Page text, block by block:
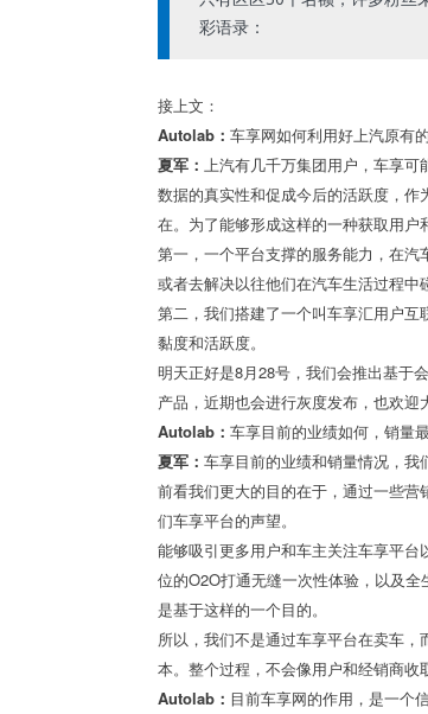
彩语录：
接上文：
Autolab： 车享网如何利用好上汽原有
夏军： 上汽有几千万集团用户，车享
数据的真实性和促成今后的活跃度，
在。为了能够形成这样的一种获取用户
第一，一个平台支撑的服务能力，在
或者去解决以往他们在汽车生活过程中
第二，我们搭建了一个叫车享汇用户
黏度和活跃度。
明天正好是8月28号，我们会推出基于
产品，近期也会进行灰度发布，也欢迎
Autolab： 车享目前的业绩如何，销量
夏军： 车享目前的业绩和销量情况，我
前看我们更大的目的在于，通过一些
们车享平台的声望。
能够吸引更多用户和车主关注车享平
位的O2O打通无缝一次性体验，以及
是基于这样的一个目的。
所以，我们不是通过车享平台在卖车
本。整个过程，不会像用户和经销商收
Autolab： 目前车享网的作用，是一个